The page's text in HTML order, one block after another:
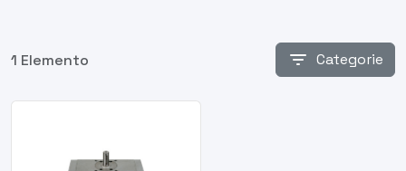
1 Elemento filter_list Categorie